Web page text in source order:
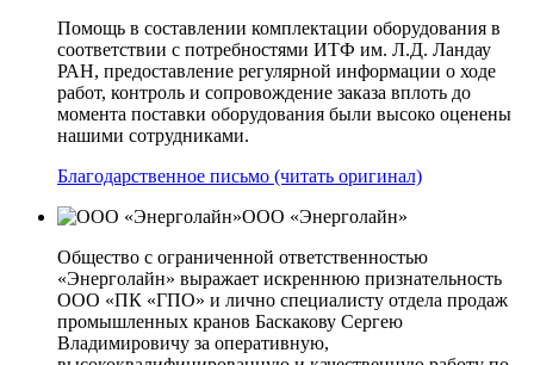
Помощь в составлении комплектации оборудования в
соответствии с потребностями ИТФ им. Л.Д. Ландау
РАН, предоставление регулярной информации о ходе
работ, контроль и сопровождение заказа вплоть до
момента поставки оборудования были высоко оценены
нашими сотрудниками.
Благодарственное письмо (читать оригинал)
ООО «Энерголайн»
Общество с ограниченной ответственностью
«Энерголайн» выражает искреннюю признательность
ООО «ПК «ГПО» и лично специалисту отдела продаж
промышленных кранов Баскакову Сергею
Владимировичу за оперативную,